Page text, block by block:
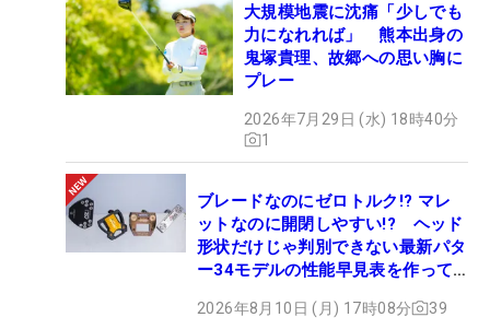
大規模地震に沈痛「少しでも
力になれれば」 熊本出身の
鬼塚貴理、故郷への思い胸に
プレー
2026年7月29日 (水) 18時40分
1
ブレードなのにゼロトルク!? マレ
ットなのに開閉しやすい!? ヘッド
形状だけじゃ判別できない最新パタ
ー34モデルの性能早見表を作って
2026年8月10日 (月) 17時08分 39